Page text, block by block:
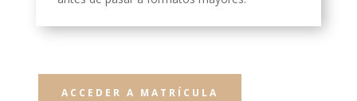
ACCEDER A MATRÍCULA